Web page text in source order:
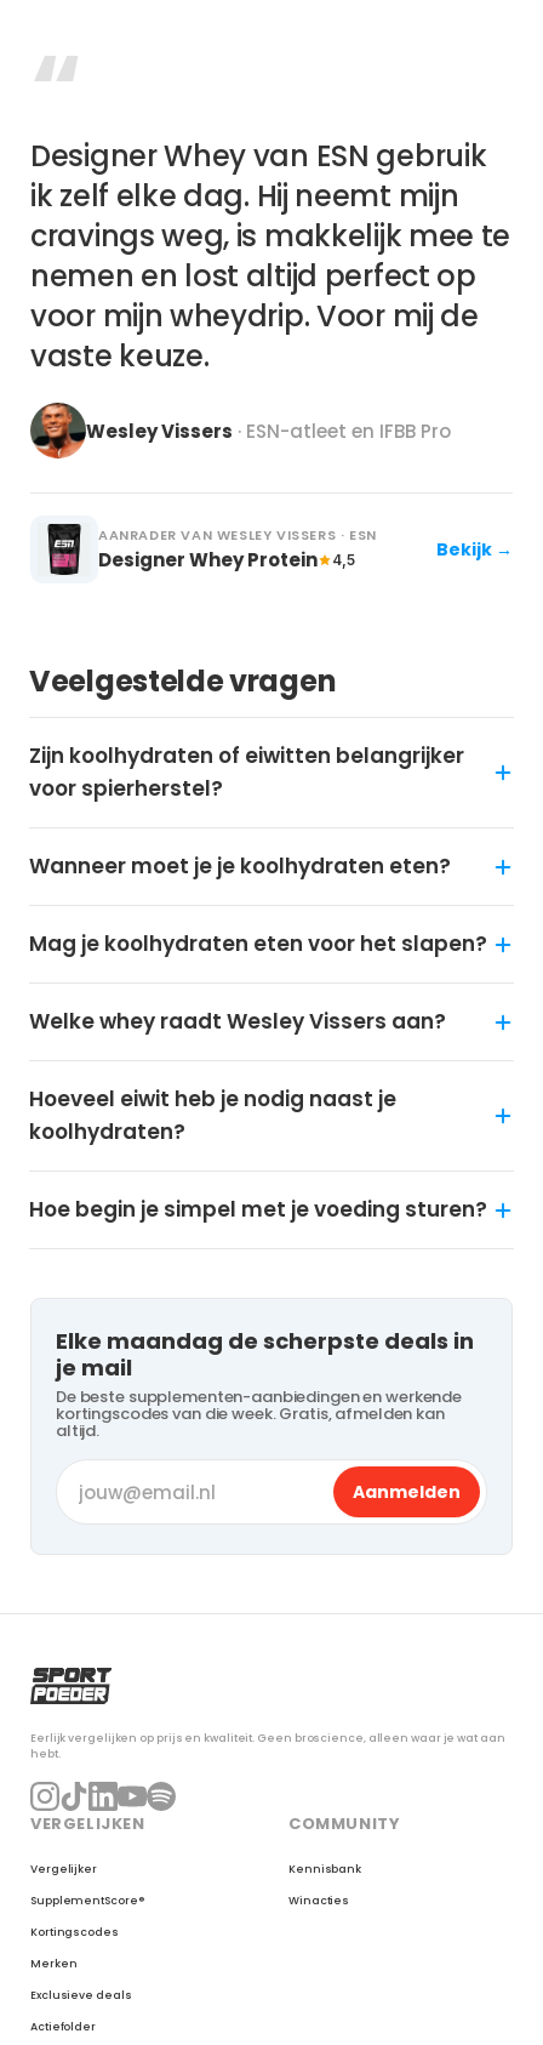
“
Designer Whey van ESN gebruik
ik zelf elke dag. Hij neemt mijn
cravings weg, is makkelijk mee te
nemen en lost altijd perfect op
voor mijn wheydrip. Voor mij de
vaste keuze.
Wesley Vissers · ESN-atleet en IFBB Pro
AANRADER VAN WESLEY VISSERS · ESN
Designer Whey Protein 4,5 Bekijk →
Veelgestelde vragen
Zijn koolhydraten of eiwitten belangrijker
voor spierherstel?
Wanneer moet je je koolhydraten eten?
Mag je koolhydraten eten voor het slapen?
Welke whey raadt Wesley Vissers aan?
Hoeveel eiwit heb je nodig naast je
koolhydraten?
Hoe begin je simpel met je voeding sturen?
Elke maandag de scherpste deals in
je mail
De beste supplementen-aanbiedingen en werkende
kortingscodes van die week. Gratis, afmelden kan
altijd.
Aanmelden
Eerlijk vergelijken op prijs en kwaliteit. Geen broscience, alleen waar je wat aan
hebt.
VERGELIJKEN
Vergelijker
SupplementScore®
Kortingscodes
Merken
Exclusieve deals
Actiefolder
COMMUNITY
Kennisbank
Winacties